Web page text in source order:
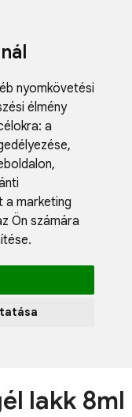
nyomkövetési
élmény
a
,
,
a marketing
Ön számára
.
Blog
lakk 8ml